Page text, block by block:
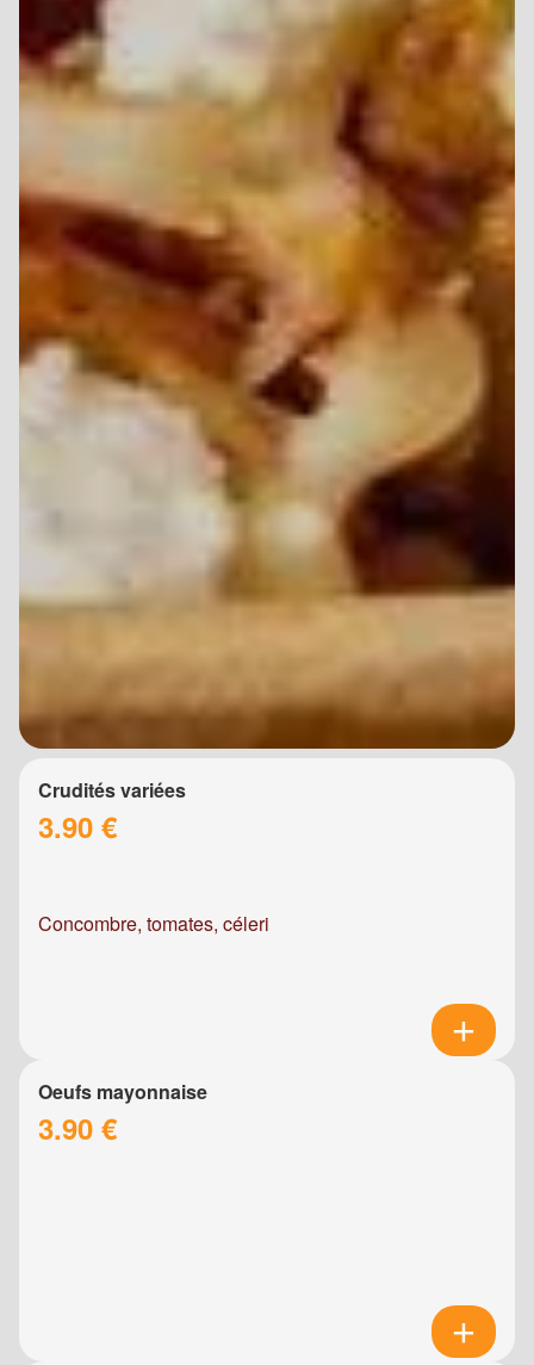
Crudités variées
3.90 €
Concombre, tomates, céleri
Oeufs mayonnaise
3.90 €